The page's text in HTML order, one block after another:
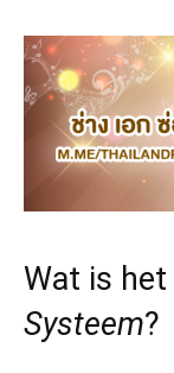
Wat is het
Systeem?